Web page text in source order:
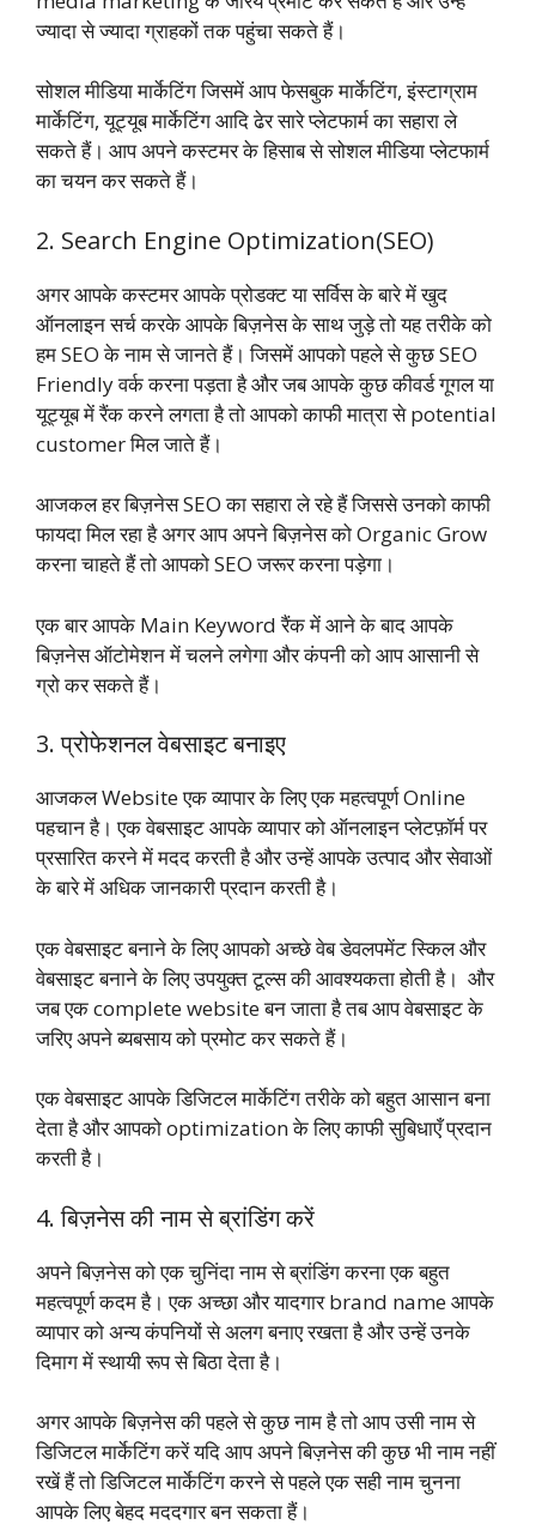
ज्यादा से ज्यादा ग्राहकों तक पहुंचा सकते हैं।
सोशल मीडिया मार्केटिंग जिसमें आप फेसबुक मार्केटिंग, इंस्टाग्राम
मार्केटिंग, यूट्यूब मार्केटिंग आदि ढेर सारे प्लेटफार्म का सहारा ले
सकते हैं। आप अपने कस्टमर के हिसाब से सोशल मीडिया प्लेटफार्म
का चयन कर सकते हैं।
2. Search Engine Optimization(SEO)
अगर आपके कस्टमर आपके प्रोडक्ट या सर्विस के बारे में खुद
ऑनलाइन सर्च करके आपके बिज़नेस के साथ जुड़े तो यह तरीके को
हम SEO के नाम से जानते हैं। जिसमें आपको पहले से कुछ SEO
Friendly वर्क करना पड़ता है और जब आपके कुछ कीवर्ड गूगल या
यूट्यूब में रैंक करने लगता है तो आपको काफी मात्रा से potential
customer मिल जाते हैं।
आजकल हर बिज़नेस SEO का सहारा ले रहे हैं जिससे उनको काफी
फायदा मिल रहा है अगर आप अपने बिज़नेस को Organic Grow
करना चाहते हैं तो आपको SEO जरूर करना पड़ेगा।
एक बार आपके Main Keyword रैंक में आने के बाद आपके
बिज़नेस ऑटोमेशन में चलने लगेगा और कंपनी को आप आसानी से
ग्रो कर सकते हैं।
3. प्रोफेशनल वेबसाइट बनाइए
आजकल Website एक व्यापार के लिए एक महत्वपूर्ण Online
पहचान है। एक वेबसाइट आपके व्यापार को ऑनलाइन प्लेटफ़ॉर्म पर
प्रसारित करने में मदद करती है और उन्हें आपके उत्पाद और सेवाओं
के बारे में अधिक जानकारी प्रदान करती है।
एक वेबसाइट बनाने के लिए आपको अच्छे वेब डेवलपमेंट स्किल और
वेबसाइट बनाने के लिए उपयुक्त टूल्स की आवश्यकता होती है। और
जब एक complete website बन जाता है तब आप वेबसाइट के
जरिए अपने ब्यबसाय को प्रमोट कर सकते हैं।
एक वेबसाइट आपके डिजिटल मार्केटिंग तरीके को बहुत आसान बना
देता है और आपको optimization के लिए काफी सुबिधाएँ प्रदान
करती है।
4. बिज़नेस की नाम से ब्रांडिंग करें
अपने बिज़नेस को एक चुनिंदा नाम से ब्रांडिंग करना एक बहुत
महत्वपूर्ण कदम है। एक अच्छा और यादगार brand name आपके
व्यापार को अन्य कंपनियों से अलग बनाए रखता है और उन्हें उनके
दिमाग में स्थायी रूप से बिठा देता है।
अगर आपके बिज़नेस की पहले से कुछ नाम है तो आप उसी नाम से
डिजिटल मार्केटिंग करें यदि आप अपने बिज़नेस की कुछ भी नाम नहीं
रखें हैं तो डिजिटल मार्केटिंग करने से पहले एक सही नाम चुनना
आपके लिए बेहद मददगार बन सकता हैं।